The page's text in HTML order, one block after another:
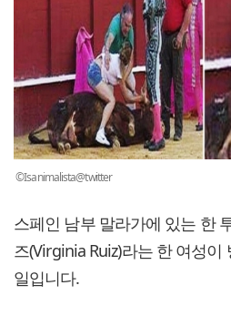
©Isanimalista@twitter
스페인 남부 말라가에 있는 한
즈(Virginia Ruiz)라는 한 여성
일입니다.